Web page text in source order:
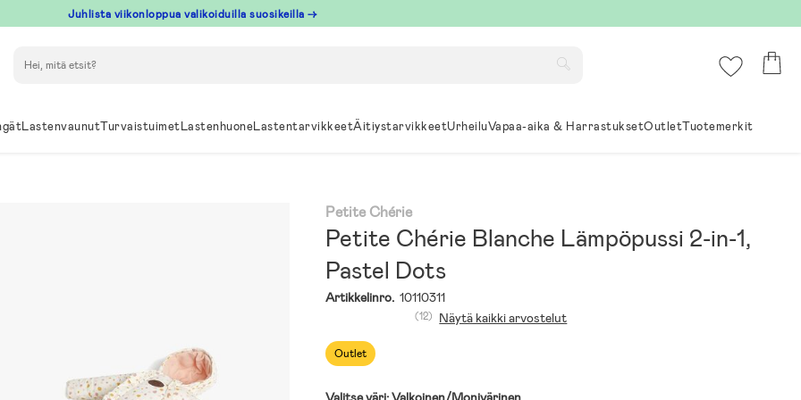
Juhlista viikonloppua valikoiduilla suosikeilla →
LastenvaunutTurvaistuimetLastenhuoneLastentarvikkeetÄitiystarvikkeetUrheiluVapaa-aika & HarrastuksetOutletTuotemerkit
Petite Chérie
Petite Chérie Blanche Lämpöpussi 2-in-1,
Pastel Dots
Artikkelinro. 10110311
Outlet
(12) Näytä kaikki arvostelut